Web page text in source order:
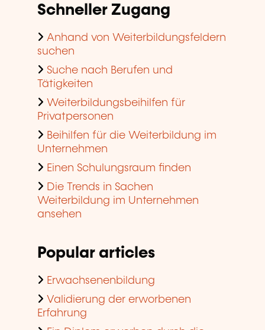
Schneller Zugang
Anhand von Weiterbildungsfeldern
suchen
Suche nach Berufen und
Tätigkeiten
Weiterbildungsbeihilfen für
Privatpersonen
Beihilfen für die Weiterbildung im
Unternehmen
Einen Schulungsraum finden
Die Trends in Sachen
Weiterbildung im Unternehmen
ansehen
Popular articles
Erwachsenenbildung
Validierung der erworbenen
Erfahrung